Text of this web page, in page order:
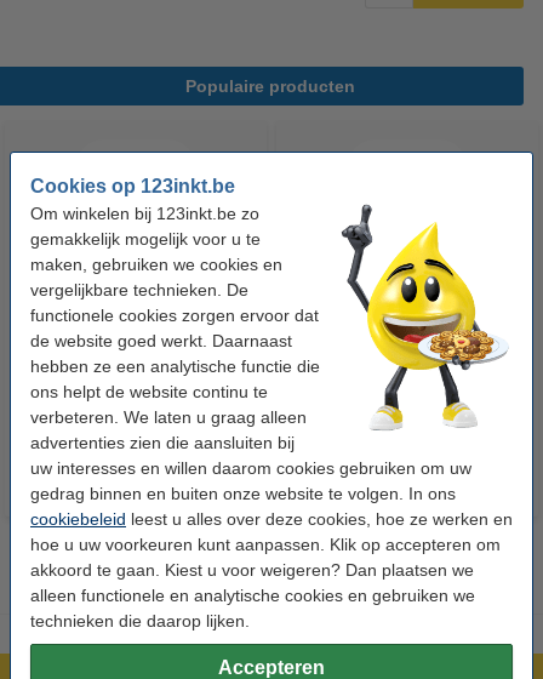
Cookies op 123inkt.be
Om winkelen bij 123inkt.be zo
gemakkelijk mogelijk voor u te
maken, gebruiken we cookies en
vergelijkbare technieken. De
functionele cookies zorgen ervoor dat
de website goed werkt. Daarnaast
hebben ze een analytische functie die
ons helpt de website continu te
verbeteren. We laten u graag alleen
advertenties zien die aansluiten bij
uw interesses en willen daarom cookies gebruiken om uw
gedrag binnen en buiten onze website te volgen. In ons
cookiebeleid leest u alles over deze cookies, hoe ze werken en
hoe u uw voorkeuren kunt aanpassen. Klik op accepteren om
akkoord te gaan. Kiest u voor weigeren? Dan plaatsen we
alleen functionele en analytische cookies en gebruiken we
technieken die daarop lijken.
Accepteren
Populaire producten
123accu Xtreme Power MN1500
Penlite AA batterij 24 stuks
€ 14,95 Incl. 21% btw
123inkt kopieerpapier 1 doos
van 2500 vellen A4 - 80 g/m²
€ 33,50 Incl. 21% btw